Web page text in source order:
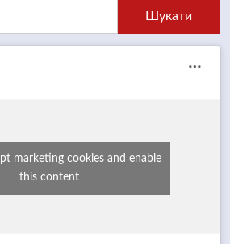
marketing cookies and enable
this content